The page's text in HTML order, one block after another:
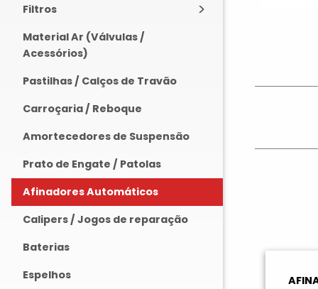
Filtros
Material Ar (Válvulas /
Acessórios)
Pastilhas / Calços de Travão
Carroçaria / Reboque
Amortecedores de Suspensão
Prato de Engate / Patolas
Afinadores Automáticos
Calipers / Jogos de reparação
Baterias
Espelhos